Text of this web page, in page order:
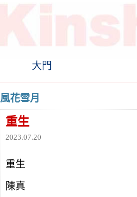
大門
風花雪月
重生
2023.07.20
重生
陳真